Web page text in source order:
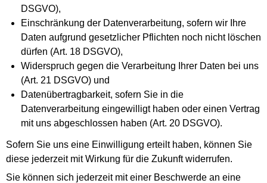
DSGVO),
Einschränkung der Datenverarbeitung, sofern wir Ihre
Daten aufgrund gesetzlicher Pflichten noch nicht löschen
dürfen (Art. 18 DSGVO),
Widerspruch gegen die Verarbeitung Ihrer Daten bei uns
(Art. 21 DSGVO) und
Datenübertragbarkeit, sofern Sie in die
Datenverarbeitung eingewilligt haben oder einen Vertrag
mit uns abgeschlossen haben (Art. 20 DSGVO).
Sofern Sie uns eine Einwilligung erteilt haben, können Sie
diese jederzeit mit Wirkung für die Zukunft widerrufen.
Sie können sich jederzeit mit einer Beschwerde an eine